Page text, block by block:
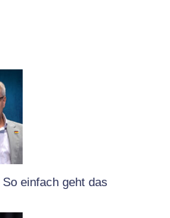
einfach geht das